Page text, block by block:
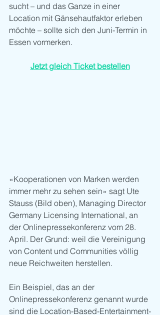
sucht – und das Ganze in einer
Location mit Gänsehautfaktor erleben
möchte – sollte sich den Juni-Termin in
Essen vormerken.
Jetzt gleich Ticket bestellen
«Kooperationen von Marken werden
immer mehr zu sehen sein» sagt Ute
Stauss (Bild oben), Managing Director
Germany Licensing International, an
der Onlinepressekonferenz vom 28.
April. Der Grund: weil die Vereinigung
von Content und Communities völlig
neue Reichweiten herstellen.
Ein Beispiel, das an der
Onlinepressekonferenz genannt wurde
sind die Location-Based-Entertainment-